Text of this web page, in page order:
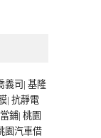
義司 | 基隆
| 抗靜電
鋪| 桃園
園汽車借